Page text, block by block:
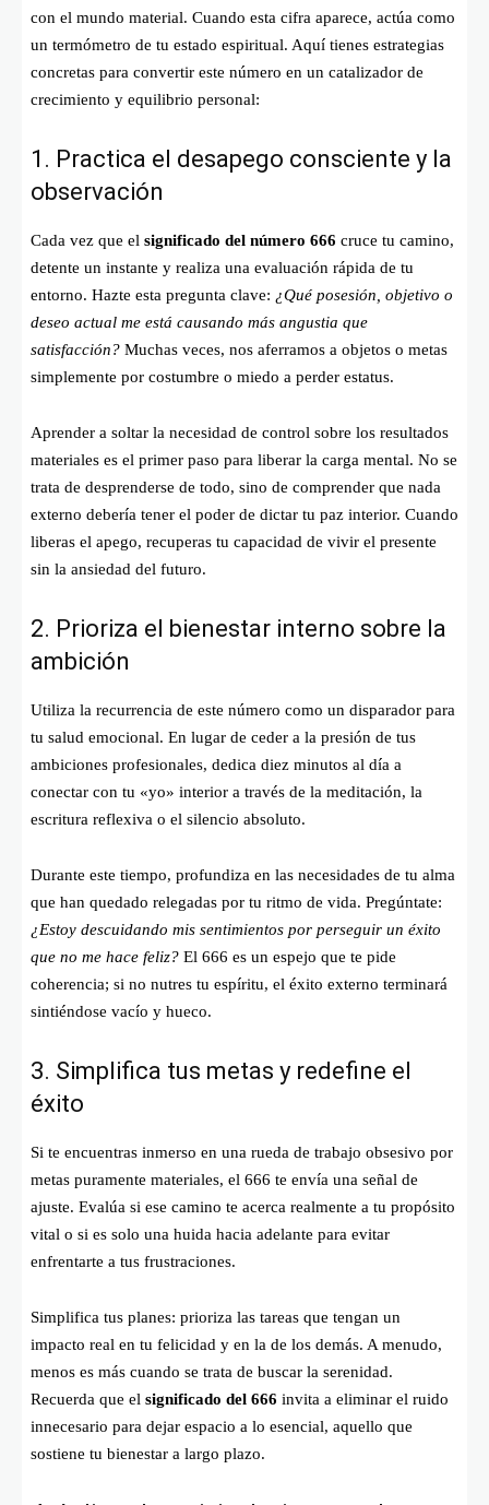
con el mundo material. Cuando esta cifra aparece, actúa como
un termómetro de tu estado espiritual. Aquí tienes estrategias
concretas para convertir este número en un catalizador de
crecimiento y equilibrio personal:
1. Practica el desapego consciente y la
observación
Cada vez que el significado del número 666 cruce tu camino,
detente un instante y realiza una evaluación rápida de tu
entorno. Hazte esta pregunta clave: ¿Qué posesión, objetivo o
deseo actual me está causando más angustia que
satisfacción? Muchas veces, nos aferramos a objetos o metas
simplemente por costumbre o miedo a perder estatus.
Aprender a soltar la necesidad de control sobre los resultados
materiales es el primer paso para liberar la carga mental. No se
trata de desprenderse de todo, sino de comprender que nada
externo debería tener el poder de dictar tu paz interior. Cuando
liberas el apego, recuperas tu capacidad de vivir el presente
sin la ansiedad del futuro.
2. Prioriza el bienestar interno sobre la
ambición
Utiliza la recurrencia de este número como un disparador para
tu salud emocional. En lugar de ceder a la presión de tus
ambiciones profesionales, dedica diez minutos al día a
conectar con tu «yo» interior a través de la meditación, la
escritura reflexiva o el silencio absoluto.
Durante este tiempo, profundiza en las necesidades de tu alma
que han quedado relegadas por tu ritmo de vida. Pregúntate:
¿Estoy descuidando mis sentimientos por perseguir un éxito
que no me hace feliz? El 666 es un espejo que te pide
coherencia; si no nutres tu espíritu, el éxito externo terminará
sintiéndose vacío y hueco.
3. Simplifica tus metas y redefine el
éxito
Si te encuentras inmerso en una rueda de trabajo obsesivo por
metas puramente materiales, el 666 te envía una señal de
ajuste. Evalúa si ese camino te acerca realmente a tu propósito
vital o si es solo una huida hacia adelante para evitar
enfrentarte a tus frustraciones.
Simplifica tus planes: prioriza las tareas que tengan un
impacto real en tu felicidad y en la de los demás. A menudo,
menos es más cuando se trata de buscar la serenidad.
Recuerda que el significado del 666 invita a eliminar el ruido
innecesario para dejar espacio a lo esencial, aquello que
sostiene tu bienestar a largo plazo.